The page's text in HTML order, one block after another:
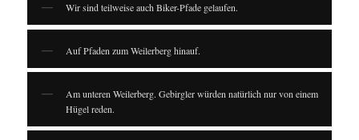
Wir sind teilweise auch Biker-Pfade gelaufen.
Auf Pfaden zum Weilerberg hinauf.
Am unteren Weilerberg. Gebirgler würden natürlich nur von einem
Hügel reden.